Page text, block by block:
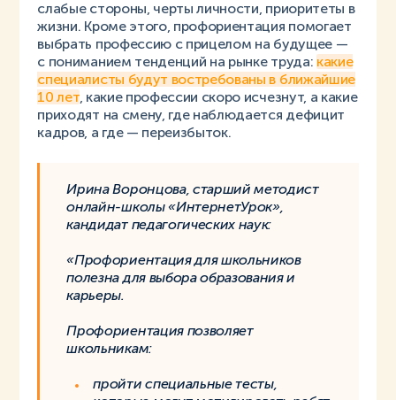
слабые стороны, черты личности, приоритеты в
жизни. Кроме этого, профориентация помогает
выбрать профессию с прицелом на будущее —
с пониманием тенденций на рынке труда: какие
специалисты будут востребованы в ближайшие
10 лет, какие профессии скоро исчезнут, а какие
приходят на смену, где наблюдается дефицит
кадров, а где — переизбыток.
Ирина Воронцова, старший методист
онлайн-школы «ИнтернетУрок»,
кандидат педагогических наук:
«Профориентация для школьников
полезна для выбора образования и
карьеры.
Профориентация позволяет
школьникам:
пройти специальные тесты,